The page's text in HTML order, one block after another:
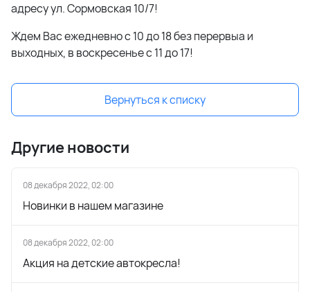
адресу ул. Сормовская 10/7!
Ждем Вас ежедневно с 10 до 18 без перервыа и
выходных, в воскресенье с 11 до 17!
Вернуться к списку
Другие новости
08 декабря 2022, 02:00
Новинки в нашем магазине
08 декабря 2022, 02:00
Акция на детские автокресла!